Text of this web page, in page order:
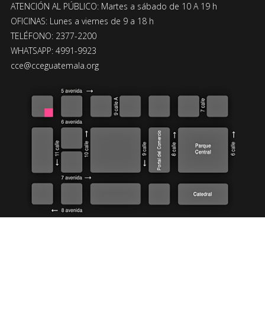
ATENCIÓN AL PÚBLICO: Martes a sábado de 10 A 19 h
OFICINAS: Lunes a viernes de 9 a 18 h
TELÉFONO: 2377-2200
WHATSAPP: 4991-9923
cce@cceguatemala.org